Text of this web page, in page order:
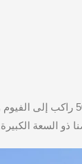
ونفخر بأن نقدم خدمة
ذو السعة